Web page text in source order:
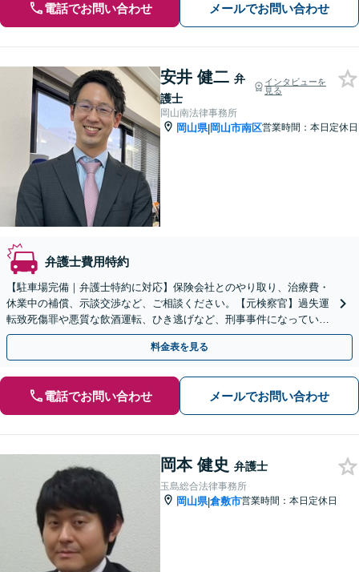
電話でお問い合わせ メールでお問い合わせ
安井 健二 弁
護士
インタビューを
見る
岡山南法律事務所
岡山県|岡山市南区営業時間：本日定休日
弁護士費用特約
【駐車場完備｜弁護士特約に対応】保険会社とのやり取り、治療費・
休業中の補償、示談交渉など、ご相談ください。【元検察官】過失運
転致死傷罪や悪質な飲酒運転、ひき逃げなど、刑事事件になっている
事故にも対応【夜間面談｜WEB面談可】
料金表を見る
電話でお問い合わせ メールでお問い合わせ
岡本 健史 弁護士
玉島総合法律事務所
岡山県|倉敷市営業時間：本日定休日